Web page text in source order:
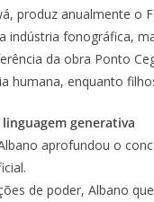
produz anualmente o
indústria fonográfica,
da obra Ponto
humana, enquanto
generativa
aprofundou o
de poder, Albano